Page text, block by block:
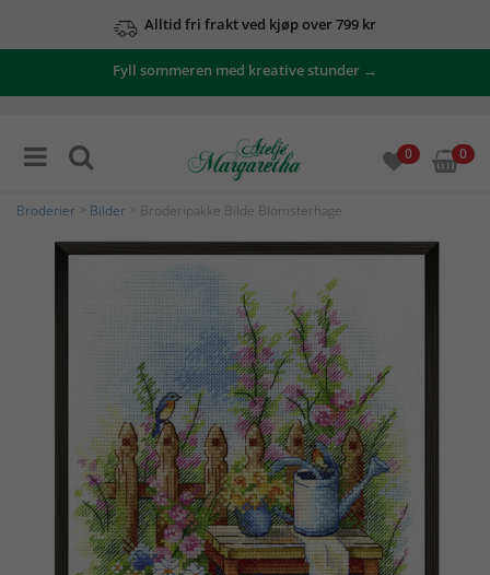
Alltid fri frakt ved kjøp over 799 kr
Fyll sommeren med kreative stunder →
0 0
Broderier Bilder > Broderipakke Bilde Blomsterhage